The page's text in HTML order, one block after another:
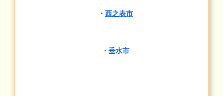
・ 西之表市
・ 垂水市